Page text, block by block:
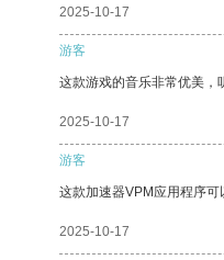
2025-10-17
游客
这款游戏的音乐非常优美，
2025-10-17
游客
这款加速器VPM应用程序可
2025-10-17